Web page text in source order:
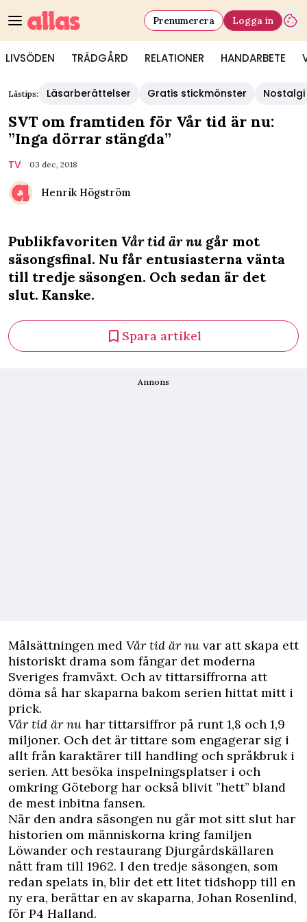
LIVSÖDEN TRÄDGÅRD RELATIONER HANDARBETE
Prenumerera Logga in
Lästips: Läsarberättelser Gratis stickmönster Nostalgi
SVT om framtiden för Vår tid är nu:
”Inga dörrar stängda”
TV 03 dec, 2018
Henrik Högström
Publikfavoriten Vår tid är nu går mot
säsongsfinal. Nu får entusiasterna vänta
till tredje säsongen. Och sedan är det
slut. Kanske.
Spara artikel
Annons
Målsättningen med Vår tid är nu var att skapa ett
historiskt drama som fångar det moderna
Sveriges framväxt. Och av tittarsiffrorna att
döma så har skaparna bakom serien hittat mitt i
prick.
Vår tid är nu har tittarsiffror på runt 1,8 och 1,9
miljoner. Och det är tittare som engagerar sig i
allt från karaktärer till handling och språkbruk i
serien. Att besöka inspelningsplatser i och
omkring Göteborg har också blivit ”hett” bland
de mest inbitna fansen.
När den andra säsongen nu går mot sitt slut har
historien om människorna kring familjen
Löwander och restaurang Djurgårdskällaren
nått fram till 1962. I den tredje säsongen, som
redan spelats in, blir det ett litet tidshopp till en
ny era, berättar en av skaparna, Johan Rosenlind,
för P4 Halland.